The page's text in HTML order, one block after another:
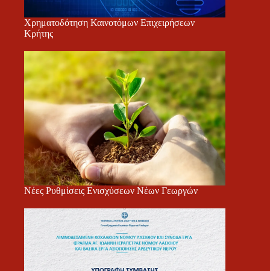
Χρηματοδότηση Καινοτόμων Επιχειρήσεων
Κρήτης
Νέες Ρυθμίσεις Ενισχύσεων Νέων Γεωργών